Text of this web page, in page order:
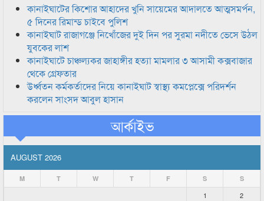
কানাইঘাটের কিশোর আহাদের খুনি সায়েমের আদালতে আত্মসমর্পন,
৫ দিনের রিমান্ড চাইবে পুলিশ
কানাইঘাট রাজাগঞ্জে নিখোঁজের দুই দিন পর সুরমা নদীতে ভেসে উঠল
যুবকের লাশ
কানাইঘাটে চাঞ্চল্যকর জাহাঙ্গীর হত্যা মামলার ৩ আসামী কক্সবাজার
থেকে গ্রেফতার
উর্ধ্বতন কর্মকর্তাদের নিয়ে কানাইঘাট স্বাস্থ্য কমপ্লেক্সে পরিদর্শন
করলেন সাংসদ আবুল হাসান
আর্কাইভ
AUGUST 2026
M T W T F S S
1
2